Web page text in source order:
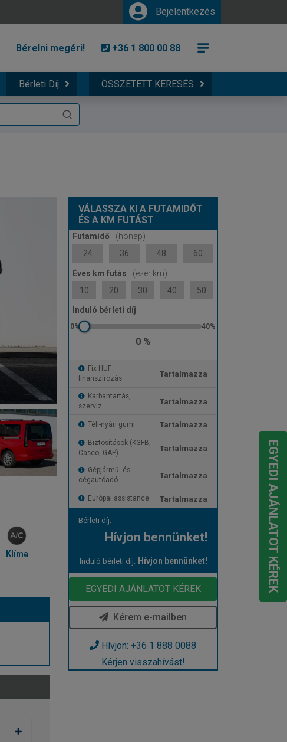
Bejelentkezés
Bérelni megéri! +36 1 800 00 88
Bérleti Díj ÖSSZETETT KERESÉS
Klíma
VÁLASSZA KI A FUTAMIDŐT
ÉS A KM FUTÁST
Futamidő
(hónap)
24
36 48 60
Éves km futás
(ezer km)
10
20 30 40 50
Induló bérleti díj
0 %
Fix HUF
finanszírozás
Tartalmazza
Karbantartás,
szerviz
Tartalmazza
Téli-nyári gumi Tartalmazza
Biztosítások (KGFB,
Casco, GAP)
Tartalmazza
Gépjármű- és
cégautóadó
Tartalmazza
Európai assistance Tartalmazza
Bérleti díj:
Hívjon bennünket!
Induló bérleti díj: Hívjon bennünket!
EGYEDI AJÁNLATOT KÉREK
Kérem e-mailben
Hívjon: +36 1 888 0088
Kérjen visszahívást!
EGYEDI AJÁNLATOT KÉREK